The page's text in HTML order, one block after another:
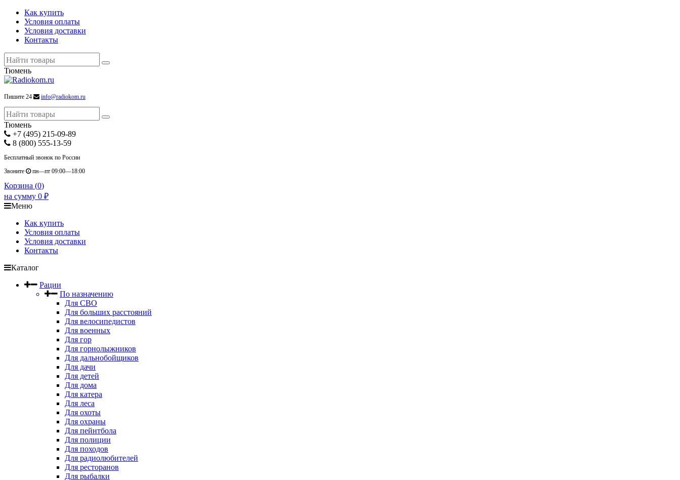
Как купить
Условия оплаты
Условия доставки
Контакты
Тюмень
Пишите 24 info@radiokom.ru
Тюмень
+7 (495) 215-09-89
8 (800) 555-13-59
Бесплатный звонок по России
Звоните
пн—пт 09:00—18:00
Корзина (0)
на сумму 0 ₽
Меню
Как купить
Условия оплаты
Условия доставки
Контакты
Каталог
Рации
По назначению
Для СВО
Для больших расстояний
Для велосипедистов
Для военных
Для гор
Для горнолыжников
Для дальнобойщиков
Для дачи
Для детей
Для дома
Для катера
Для леса
Для охоты
Для охраны
Для пейнтбола
Для полиции
Для походов
Для радиолюбителей
Для ресторанов
Для рыбалки